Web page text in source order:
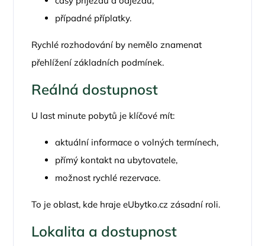
případné příplatky.
Rychlé rozhodování by nemělo znamenat
přehlížení základních podmínek.
Reálná dostupnost
U last minute pobytů je klíčové mít:
aktuální informace o volných termínech,
přímý kontakt na ubytovatele,
možnost rychlé rezervace.
To je oblast, kde hrajeeUbytko.cz zásadní roli.
Lokalita a dostupnost